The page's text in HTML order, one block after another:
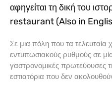
αφηγείται τη δική του
restaurant (Also in
Σε μια πόλη που τα τελευταία
εντυπωσιακούς ρυθμούς σε
γαστρονομικές πρωτεύουσες
εστιατόρια που δεν